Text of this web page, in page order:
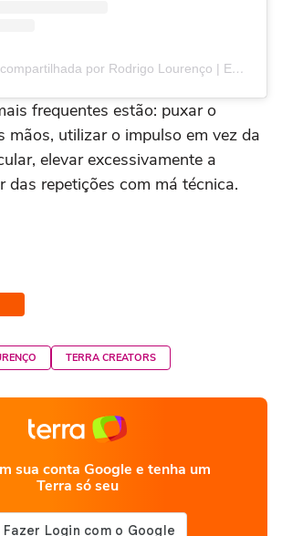
Uma publicação compartilhada por Rodrigo Lourenço | Emagrecimento Feminino (@rodrigolourenco)
frequentes estão: puxar o
mãos, utilizar o impulso em vez da
elevar excessivamente a
das repetições com má técnica.
TERRA CREATORS
sua conta Google e tenha um
Terra só seu